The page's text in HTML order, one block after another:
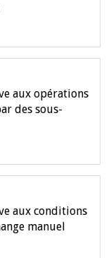
aux opérations
des sous-
aux conditions
manuel